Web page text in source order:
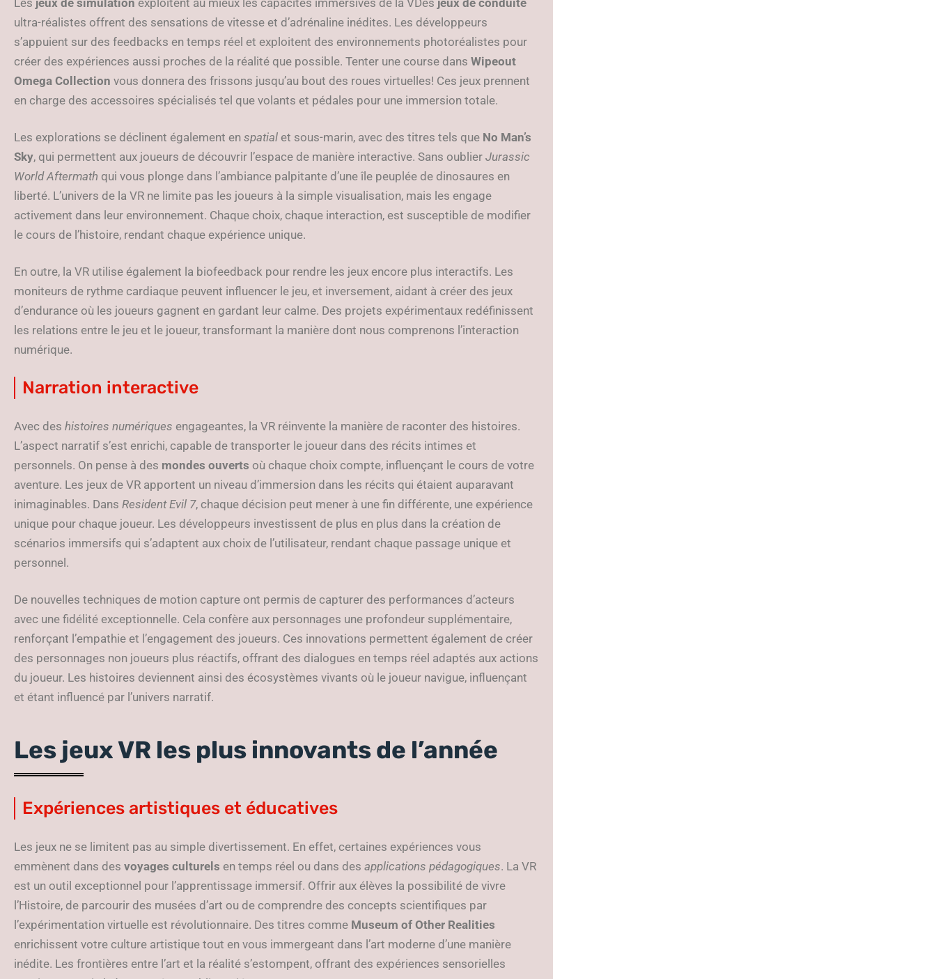
ultra-réalistes offrent des sensations de vitesse et d’adrénaline inédites. Les développeurs
s’appuient sur des feedbacks en temps réel et exploitent des environnements photoréalistes pour
créer des expériences aussi proches de la réalité que possible. Tenter une course dans Wipeout
Omega Collection vous donnera des frissons jusqu’au bout des roues virtuelles! Ces jeux prennent
en charge des accessoires spécialisés tel que volants et pédales pour une immersion totale.
Les explorations se déclinent également en spatial et sous-marin, avec des titres tels que No Man’s
Sky, qui permettent aux joueurs de découvrir l’espace de manière interactive. Sans oublier Jurassic
World Aftermath qui vous plonge dans l’ambiance palpitante d’une île peuplée de dinosaures en
liberté. L’univers de la VR ne limite pas les joueurs à la simple visualisation, mais les engage
activement dans leur environnement. Chaque choix, chaque interaction, est susceptible de modifier
le cours de l’histoire, rendant chaque expérience unique.
En outre, la VR utilise également la biofeedback pour rendre les jeux encore plus interactifs. Les
moniteurs de rythme cardiaque peuvent influencer le jeu, et inversement, aidant à créer des jeux
d’endurance où les joueurs gagnent en gardant leur calme. Des projets expérimentaux redéfinissent
les relations entre le jeu et le joueur, transformant la manière dont nous comprenons l’interaction
numérique.
Narration interactive
Avec des histoires numériques engageantes, la VR réinvente la manière de raconter des histoires.
L’aspect narratif s’est enrichi, capable de transporter le joueur dans des récits intimes et
personnels. On pense à des mondes ouverts où chaque choix compte, influençant le cours de votre
aventure. Les jeux de VR apportent un niveau d’immersion dans les récits qui étaient auparavant
inimaginables. Dans Resident Evil 7, chaque décision peut mener à une fin différente, une expérience
unique pour chaque joueur. Les développeurs investissent de plus en plus dans la création de
scénarios immersifs qui s’adaptent aux choix de l’utilisateur, rendant chaque passage unique et
personnel.
De nouvelles techniques de motion capture ont permis de capturer des performances d’acteurs
avec une fidélité exceptionnelle. Cela confère aux personnages une profondeur supplémentaire,
renforçant l’empathie et l’engagement des joueurs. Ces innovations permettent également de créer
des personnages non joueurs plus réactifs, offrant des dialogues en temps réel adaptés aux actions
du joueur. Les histoires deviennent ainsi des écosystèmes vivants où le joueur navigue, influençant
et étant influencé par l’univers narratif.
Les jeux VR les plus innovants de l’année
Expériences artistiques et éducatives
Les jeux ne se limitent pas au simple divertissement. En effet, certaines expériences vous
emmènent dans des voyages culturels en temps réel ou dans des applications pédagogiques. La VR
est un outil exceptionnel pour l’apprentissage immersif. Offrir aux élèves la possibilité de vivre
l’Histoire, de parcourir des musées d’art ou de comprendre des concepts scientifiques par
l’expérimentation virtuelle est révolutionnaire. Des titres comme Museum of Other Realities
enrichissent votre culture artistique tout en vous immergeant dans l’art moderne d’une manière
inédite. Les frontières entre l’art et la réalité s’estompent, offrant des expériences sensorielles